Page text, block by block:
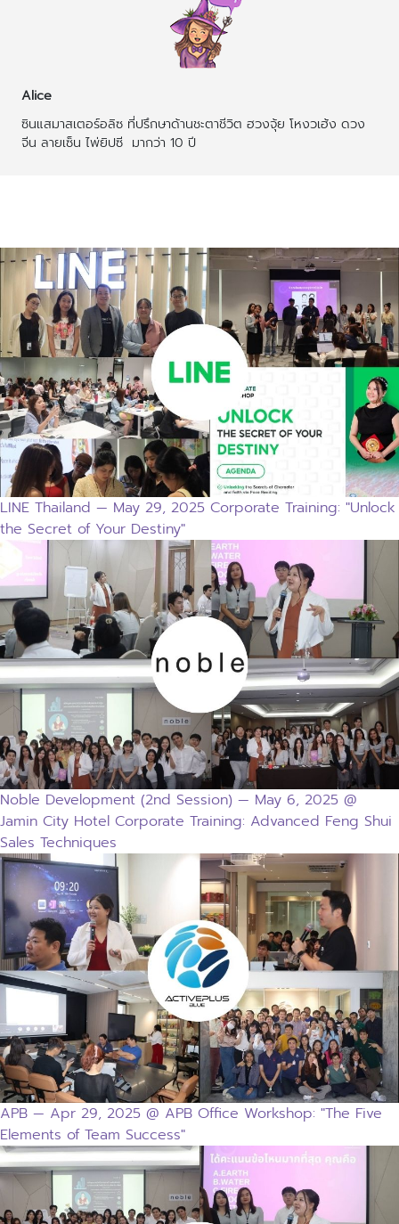
Alice
ซินแสมาสเตอร์อลิซ ที่ปรึกษาด้านชะตาชีวิต ฮวงจุ้ย โหงวเฮ้ง ดวง
จีน ลายเซ็น ไพ่ยิปซี  มากว่า 10 ปี
LINE Thailand — May 29, 2025 Corporate Training: "Unlock
the Secret of Your Destiny"
Noble Development (2nd Session) — May 6, 2025 @
Jamin City Hotel Corporate Training: Advanced Feng Shui
Sales Techniques
APB — Apr 29, 2025 @ APB Office Workshop: "The Five
Elements of Team Success"